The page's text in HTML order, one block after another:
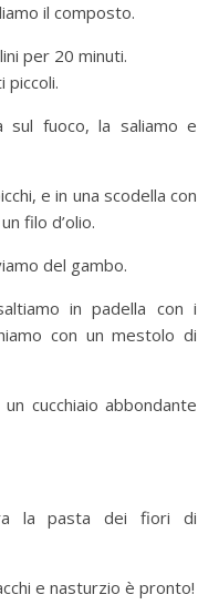
il composto.
per 20 minuti.
piccoli.
sul fuoco, la saliamo e
e in una scodella con
filo d’olio.
del gambo.
in padella con i
con un mestolo di
cucchiaio abbondante
la pasta dei fiori di
e nasturzio è pronto!